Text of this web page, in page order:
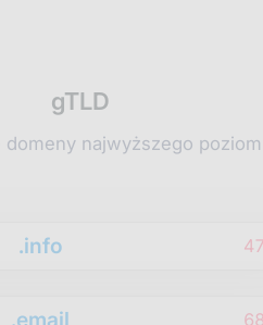
gTLD
domeny najwyższego
.info